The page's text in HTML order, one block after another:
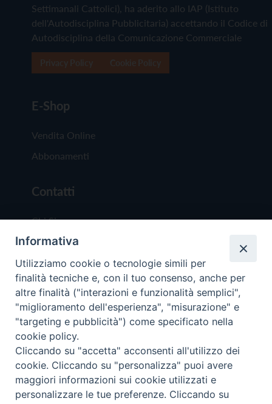
Settimanali Cattolici), ha aderito allo IAP (Istituto
dell'Autodisciplina Pubblicitaria) accettando il Codice di
Autodisciplina della Comunicazione Commerciale
E-Shop
Vendita Online
Abbonamenti
Contatti
Chi Siamo
Redazione
Scrivici
Copyright © 2019 - Tutti i diritti riservati - Vita
Trentina Editrice
Privacy Policy
Informativa
Utilizziamo cookie o tecnologie simili per
finalità tecniche e, con il tuo consenso, anche per
altre finalità ("interazioni e funzionalità semplici",
"miglioramento dell'esperienza", "misurazione" e
"targeting e pubblicità") come specificato nella
cookie policy.
Cliccando su "accetta" acconsenti all'utilizzo dei
cookie. Cliccando su "personalizza" puoi avere
maggiori informazioni sui cookie utilizzati e
personalizzare le tue preferenze. Cliccando su